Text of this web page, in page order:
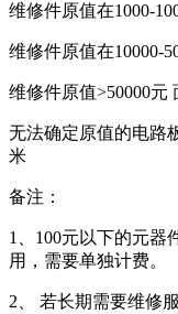
维修件原值在1000-
维修件原值在10000-
维修件原值>50000元
无法确定原值的电路
米
备注：
1、100元以下的元器
用，需要单独计费。
2、 若长期需要维修